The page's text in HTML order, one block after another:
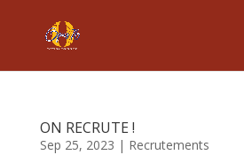
ON RECRUTE !
Sep 25, 2023 | Recrutements